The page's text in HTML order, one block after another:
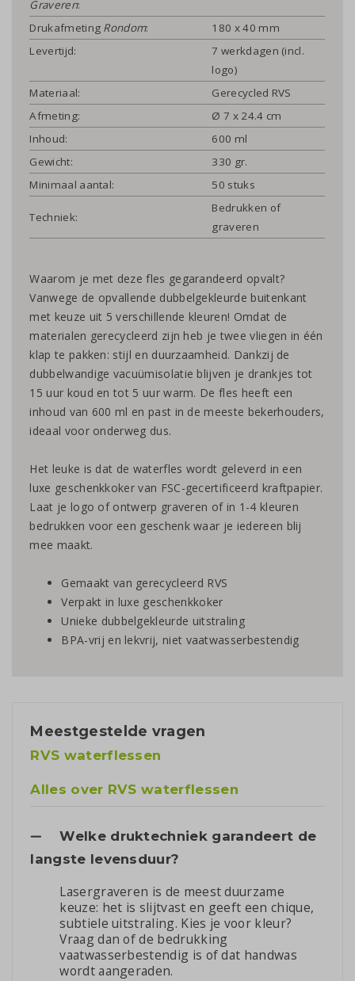
Graveren:
Drukafmeting Rondom:
180 x 40 mm
Levertijd:
7 werkdagen (incl.
logo)
Materiaal:
Gerecycled RVS
Afmeting:
Ø 7 x 24.4 cm
Inhoud:
600 ml
Gewicht:
330 gr.
Minimaal aantal:
50 stuks
Techniek:
Bedrukken of
graveren
Waarom je met deze fles gegarandeerd opvalt?
Vanwege de opvallende dubbelgekleurde buitenkant
met keuze uit 5 verschillende kleuren! Omdat de
materialen gerecycleerd zijn heb je twee vliegen in één
klap te pakken: stijl en duurzaamheid. Dankzij de
dubbelwandige vacuümisolatie blijven je drankjes tot
15 uur koud en tot 5 uur warm. De fles heeft een
inhoud van 600 ml en past in de meeste bekerhouders,
ideaal voor onderweg dus.
Het leuke is dat de waterfles wordt geleverd in een
luxe geschenkkoker van FSC-gecertificeerd kraftpapier.
Laat je logo of ontwerp graveren of in 1-4 kleuren
bedrukken voor een geschenk waar je iedereen blij
mee maakt.
Gemaakt van gerecycleerd RVS
Verpakt in luxe geschenkkoker
Unieke dubbelgekleurde uitstraling
BPA-vrij en lekvrij, niet vaatwasserbestendig
Meestgestelde vragen
RVS waterflessen
Alles over RVS waterflessen
Welke druktechniek garandeert de
langste levensduur?
Lasergraveren is de meest duurzame
keuze: het is slijtvast en geeft een chique,
subtiele uitstraling. Kies je voor kleur?
Vraag dan of de bedrukking
vaatwasserbestendig is of dat handwas
wordt aangeraden.